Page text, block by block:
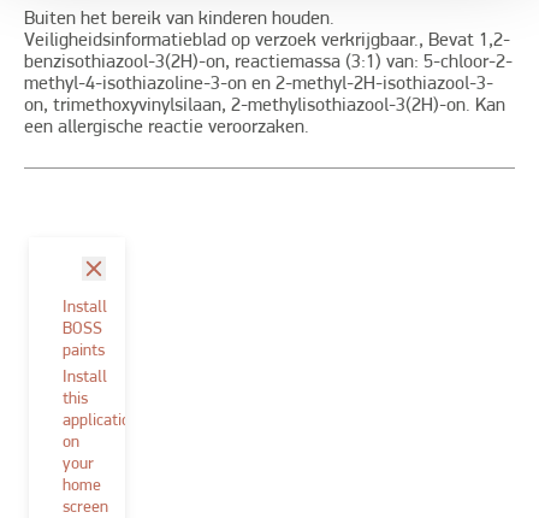
Buiten het bereik van kinderen houden.
Veiligheidsinformatieblad op verzoek verkrijgbaar., Bevat 1,2-
benzisothiazool-3(2H)-on, reactiemassa (3:1) van: 5-chloor-2-
methyl-4-isothiazoline-3-on en 2-methyl-2H-isothiazool-3-
on, trimethoxyvinylsilaan, 2-methylisothiazool-3(2H)-on. Kan
een allergische reactie veroorzaken.
Install
BOSS
paints
Install
this
application
on
your
home
screen
sluit